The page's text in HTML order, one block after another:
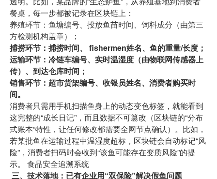
餐桌，每一步都被记录在区块链上：
养殖环节：鱼塘编号、投放鱼苗时间、饲料成分（由第三
方检测机构盖章）；
捕捞环节：捕捞时间、 fishermen姓名、鱼的重量/长度；
运输环节：冷链车编号、实时温湿度（由物联网传感器上
传）、到达仓库时间；
销售环节：超市货架编号、收银员姓名、消费者购买时
间。
消费者只需用手机扫描鱼身上的动态变色标签，就能看到
这完整的“成长日记”，而且数据不可篡改（区块链的“分布
式账本”特性，让任何修改都需要全网节点确认）。比如，
若某批鱼在运输过程中温湿度超标，区块链会自动标记“风
险”，消费者扫码时会收到“该鱼可能存在变质风险”的提
示。 食品安全追溯系统
三、技术落地：已有企业用“双保险”解决假鱼问题